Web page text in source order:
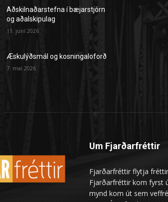
Aðskilnaðarstefna í bæjarstjórn
og aðalskipulag
11. júní 2026
Æskulýðsmál og kosningaloforð
7. maí 2026
Um Fjarðarfréttir
Fjarðarfréttir flytja
Fjarðarfréttir kom fyrst
mynd kom út sem